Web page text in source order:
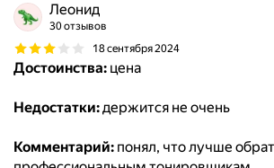
Леонид
30 отзывов
18 сентября 2024
Достоинства: цена
Недостатки:держится не очень
Комментарий: понял, что лучше